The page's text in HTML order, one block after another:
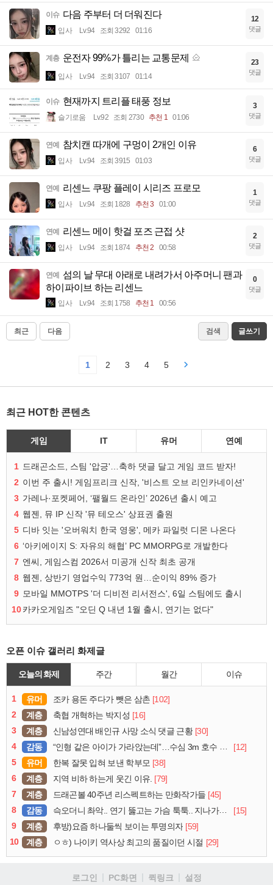
이슈 다음 주부터 더 더워진다
입사 Lv.94 조회 3292 01:16
12
댓글
계층 운전자 99%가 틀리는 교통문제
입사 Lv.94 조회 3107 01:14
23
댓글
이슈 현재까지 트리플 태풍 정보
슬기로움 Lv.92 조회 2730 추천 1 01:06
3
댓글
연예 참치캔 따개에 구멍이 2개인 이유
입사 Lv.94 조회 3915 01:03
6
댓글
연예 리센느 쿠팡 플레이 시리즈 프로모
입사 Lv.94 조회 1828 추천 3 01:00
1
댓글
연예 리센느 메이 핫걸 포즈 근접 샷
입사 Lv.94 조회 1874 추천 2 00:58
2
댓글
연예 섬의 날 무대 아래로 내려가서 아주머니 팬과
하이파이브 하는 리센느
입사 Lv.94 조회 1758 추천 1 00:56
0
댓글
최근 다음 검색 글쓰기
1 2 3 4 5
최근 HOT한 콘텐츠
게임 IT 유머 연예
1 드래곤소드, 스팀 '압긍'…축하 댓글 달고 게임 코드 받자!
2 이번 주 출시! 게임프리크 신작, '비스트 오브 리인카네이션'
3 가레나·포켓페어, ‘팰월드 온라인’ 2026년 출시 예고
4 웹젠, 뮤 IP 신작 '뮤 테오스' 상표권 출원
5 디바 잇는 '오버워치 한국 영웅', 메카 파일럿 디몬 나온다
6 ‘아키에이지 S: 자유의 해협’ PC MMORPG로 개발한다
7 엔씨, 게임스컴 2026서 미공개 신작 최초 공개
8 웹젠, 상반기 영업수익 773억 원…순이익 89% 증가
9 모바일 MMOTPS '더 디비전 리서전스', 6일 스팀에도 출시
10카카오게임즈 "오딘 Q 내년 1월 출시, 연기는 없다"
오픈 이슈 갤러리 화제글
오늘의 화제 주간 월간 이슈
1 유머 조카 용돈 주다가 뺏은 삼촌 [102]
2
계층 축협 개혁하는 박지성 [16]
3
계층 신남성연대 배인규 사망 소식 댓글 근황 [30]
4
감동 “인형 같은 아이가 가라앉는데”…수심 3m 호수 뛰어든 60대 의인
[12]
5
유머 한복 잘못 입혀 보낸 학부모 [38]
6
계층 지역 비하 하는게 웃긴 이유. [79]
7
계층 드래곤볼 40주년 리스펙트하는 만화작가들 [45]
8
감동 슥오더니 촤악.. 연기 뚫고는 가슴 툭툭.. 지나가던 아재의 정체
[15]
9
계층 후방)요즘 하나둘씩 보이는 투명의자 [59]
10
계층 ㅇㅎ) 나이키 역사상 최고의 품질이던 시절 [29]
로그인 PC화면 퀵링크 설정